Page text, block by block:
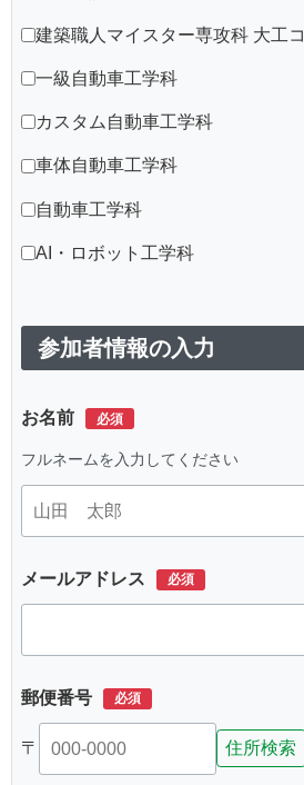
建築職人マイスター専攻科 大工
一級自動車工学科
カスタム自動車工学科
車体自動車工学科
自動車工学科
AI・ロボット工学科
参加者情報の入力
お名前
フルネームを入力してください
メールアドレス
郵便番号
〒 住所検索